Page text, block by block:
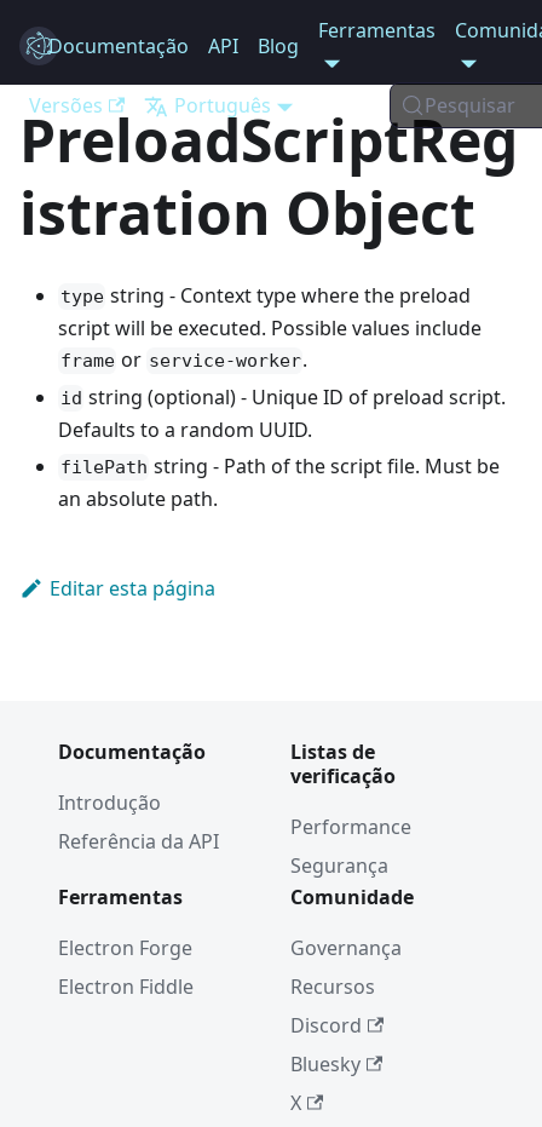
Electron
Documentação API Blog
Ferramentas
Versões Português Pesquisar
PreloadScriptReg
istration Object
type string - Context type where the preload
script will be executed. Possible values include
frame or service-worker.
id string (optional) - Unique ID of preload script.
Defaults to a random UUID.
filePath string - Path of the script file. Must be
an absolute path.
Editar esta página
Documentação
Introdução
Referência da API
Listas de
verificação
Performance
Segurança
Ferramentas
Electron Forge
Electron Fiddle
Comunidade
Governança
Recursos
Discord
Bluesky
X